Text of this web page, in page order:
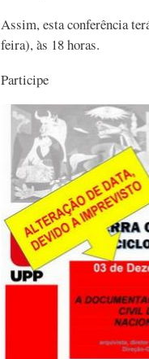
Assim, esta conferência
feira), às 18 horas.
Participe